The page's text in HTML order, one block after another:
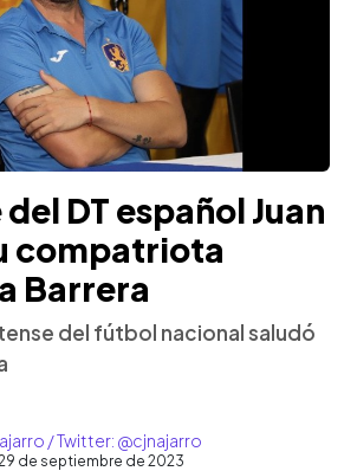
DT español Juan
compatriota
Barrera
del fútbol nacional saludó
/ Twitter: @cjnajarro
de septiembre de 2023